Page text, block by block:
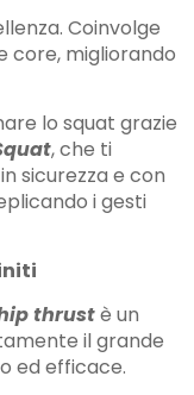
Coinvolge
core, migliorando
lo squat grazie
, che ti
sicurezza e con
i gesti
thrustè un
il grande
ed efficace.